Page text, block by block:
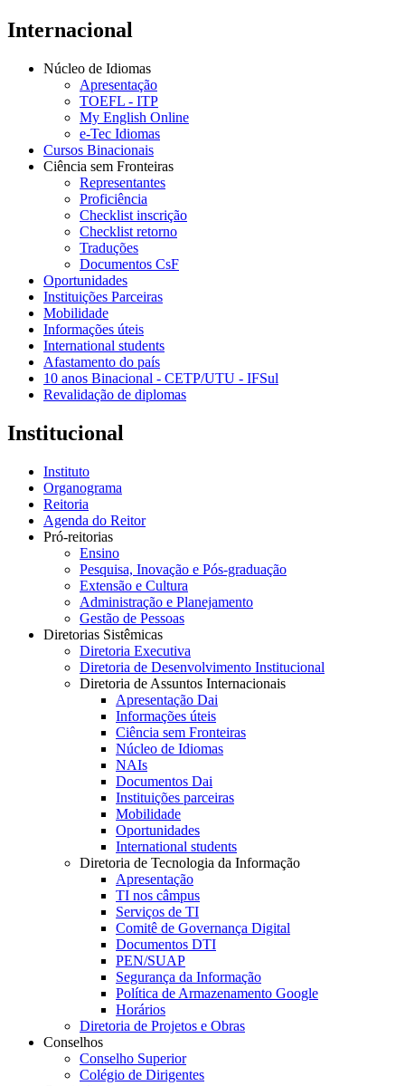
Internacional
Núcleo de Idiomas
Apresentação
TOEFL - ITP
My English Online
e-Tec Idiomas
Cursos Binacionais
Ciência sem Fronteiras
Representantes
Proficiência
Checklist inscrição
Checklist retorno
Traduções
Documentos CsF
Oportunidades
Instituições Parceiras
Mobilidade
Informações úteis
International students
Afastamento do país
10 anos Binacional - CETP/UTU - IFSul
Revalidação de diplomas
Institucional
Instituto
Organograma
Reitoria
Agenda do Reitor
Pró-reitorias
Ensino
Pesquisa, Inovação e Pós-graduação
Extensão e Cultura
Administração e Planejamento
Gestão de Pessoas
Diretorias Sistêmicas
Diretoria Executiva
Diretoria de Desenvolvimento Institucional
Diretoria de Assuntos Internacionais
Apresentação Dai
Informações úteis
Ciência sem Fronteiras
Núcleo de Idiomas
NAIs
Documentos Dai
Instituições parceiras
Mobilidade
Oportunidades
International students
Diretoria de Tecnologia da Informação
Apresentação
TI nos câmpus
Serviços de TI
Comitê de Governança Digital
Documentos DTI
PEN/SUAP
Segurança da Informação
Política de Armazenamento Google
Horários
Diretoria de Projetos e Obras
Conselhos
Conselho Superior
Colégio de Dirigentes